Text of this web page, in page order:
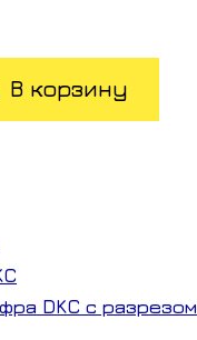
В корзину
DKC с разрезом